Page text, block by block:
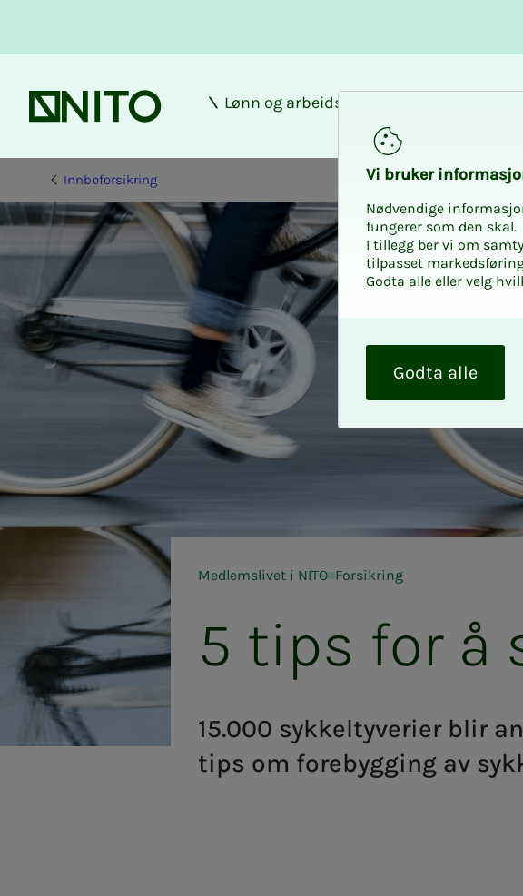
Forsiden
Lønn og arbeidsforhold
Innboforsikring
Medlemslivet i NITO Forsikring
5 tips for å
15.000 sykkeltyverier blir
tips om forebygging av
Vi bru­­­ker
Nødvendige
fungerer som den skal.
I tillegg ber vi om
tilpasset
Godta alle eller velg
v
l
e
Godta alle